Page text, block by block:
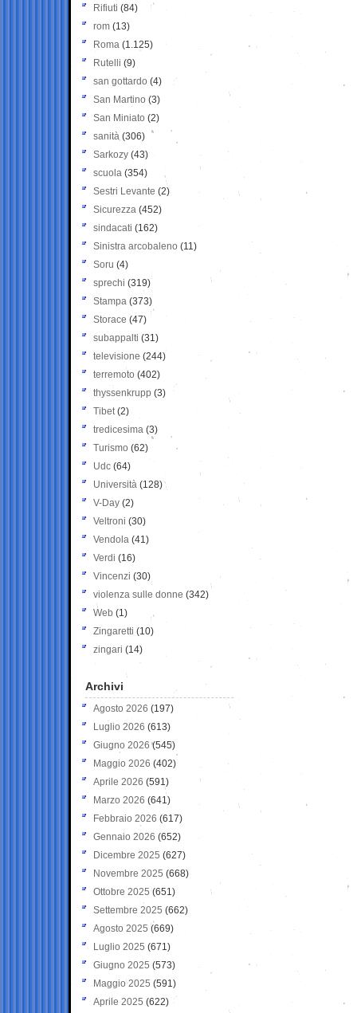
Rifiuti (84)
rom (13)
Roma (1.125)
Rutelli (9)
san gottardo (4)
San Martino (3)
San Miniato (2)
sanità (306)
Sarkozy (43)
scuola (354)
Sestri Levante (2)
Sicurezza (452)
sindacati (162)
Sinistra arcobaleno (11)
Soru (4)
sprechi (319)
Stampa (373)
Storace (47)
subappalti (31)
televisione(244)
terremoto (402)
thyssenkrupp (3)
Tibet(2)
tredicesima (3)
Turismo (62)
Udc (64)
Università (128)
V-Day (2)
Veltroni (30)
Vendola (41)
Verdi (16)
Vincenzi (30)
violenza sulle donne (342)
Web (1)
Zingaretti (10)
zingari (14)
Archivi
Agosto 2026 (197)
Luglio 2026 (613)
Giugno 2026 (545)
Maggio 2026 (402)
Aprile 2026 (591)
Marzo 2026 (641)
Febbraio 2026 (617)
Gennaio 2026 (652)
Dicembre 2025 (627)
Novembre 2025 (668)
Ottobre 2025 (651)
Settembre 2025 (662)
Agosto 2025 (669)
Luglio 2025 (671)
Giugno 2025 (573)
Maggio 2025 (591)
Aprile 2025 (622)